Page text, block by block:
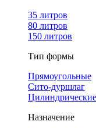
35 литров
80 литров
150 литров
Тип формы
Прямоугольные
Сито-дуршлаг
Цилиндрические
Назначение